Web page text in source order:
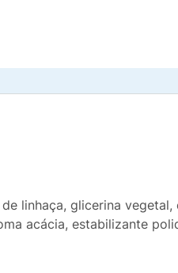
linhaça, glicerina
acácia, estabilizante